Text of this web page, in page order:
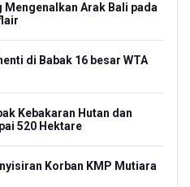
Mengenalkan Arak Bali pada
di Babak 16 besar WTA
Kebakaran Hutan dan
520 Hektare
Korban KMP Mutiara